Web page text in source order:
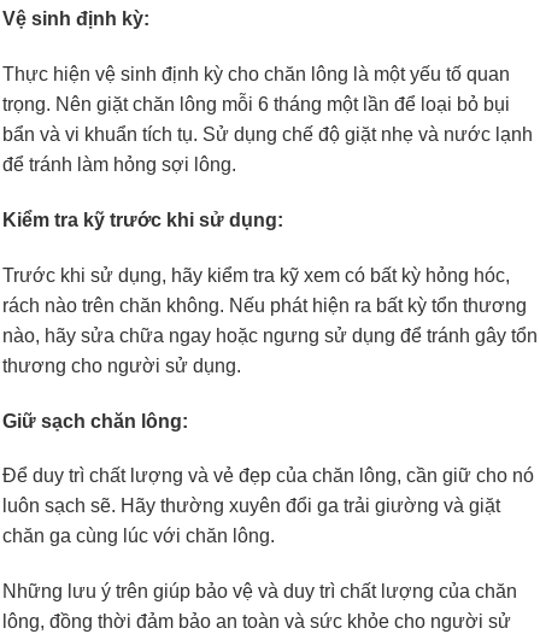
Vệ sinh định kỳ:
Thực hiện vệ sinh định kỳ cho chăn lông là một yếu tố quan
trọng. Nên giặt chăn lông mỗi 6 tháng một lần để loại bỏ bụi
bẩn và vi khuẩn tích tụ. Sử dụng chế độ giặt nhẹ và nước lạnh
để tránh làm hỏng sợi lông.
Kiểm tra kỹ trước khi sử dụng:
Trước khi sử dụng, hãy kiểm tra kỹ xem có bất kỳ hỏng hóc,
rách nào trên chăn không. Nếu phát hiện ra bất kỳ tổn thương
nào, hãy sửa chữa ngay hoặc ngưng sử dụng để tránh gây tổn
thương cho người sử dụng.
Giữ sạch chăn lông:
Để duy trì chất lượng và vẻ đẹp của chăn lông, cần giữ cho nó
luôn sạch sẽ. Hãy thường xuyên đổi ga trải giường và giặt
chăn ga cùng lúc với chăn lông.
Những lưu ý trên giúp bảo vệ và duy trì chất lượng của chăn
lông, đồng thời đảm bảo an toàn và sức khỏe cho người sử